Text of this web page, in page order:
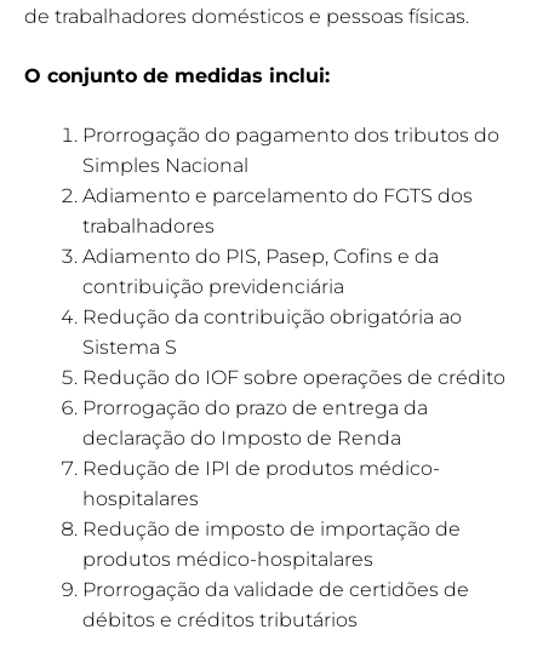
de trabalhadores domésticos e pessoas físicas.
O conjunto de medidas inclui:
Prorrogação do pagamento dos tributos do
Simples Nacional
Adiamento e parcelamento do FGTS dos
trabalhadores
Adiamento do PIS, Pasep, Cofins e da
contribuição previdenciária
Redução da contribuição obrigatória ao
Sistema S
Redução do IOF sobre operações de crédito
Prorrogação do prazo de entrega da
declaração do Imposto de Renda
Redução de IPI de produtos médico-
hospitalares
Redução de imposto de importação de
produtos médico-hospitalares
Prorrogação da validade de certidões de
débitos e créditos tributários